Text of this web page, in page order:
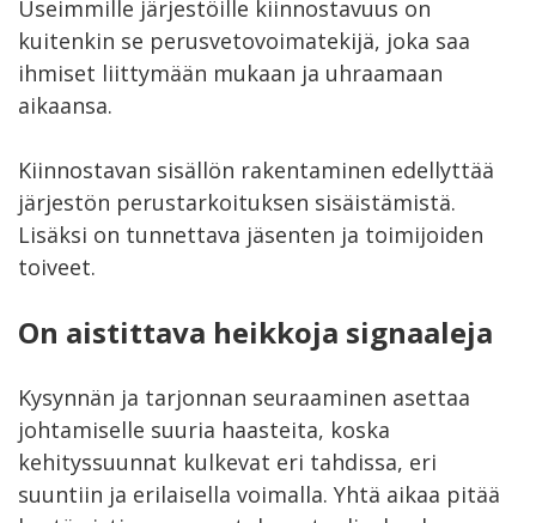
Useimmille järjestöille kiinnostavuus on
kuitenkin se perusvetovoimatekijä, joka saa
ihmiset liittymään mukaan ja uhraamaan
aikaansa.
Kiinnostavan sisällön rakentaminen edellyttää
järjestön perustarkoituksen sisäistämistä.
Lisäksi on tunnettava jäsenten ja toimijoiden
toiveet.
On aistittava heikkoja signaaleja
Kysynnän ja tarjonnan seuraaminen asettaa
johtamiselle suuria haasteita, koska
kehityssuunnat kulkevat eri tahdissa, eri
suuntiin ja erilaisella voimalla. Yhtä aikaa pitää